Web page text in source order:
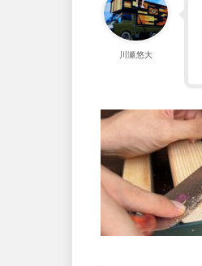
川瀬悠大